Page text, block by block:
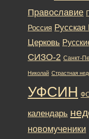
Православие
Россия Русская
Церковь
СИЗО-2 Санкт-
Николай Страстная
УФСИН
календарь
новомученики